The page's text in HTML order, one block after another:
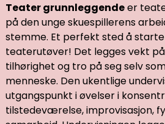
Teater grunnleggendeer
på den unge skuespillerens
stemme. Et perfekt sted å
teaterutøver! Det legges vekt
tilhørighet og tro på seg selv
menneske. Den ukentlige
utgangspunkt i øvelser i
tilstedeværelse, improvisasjon,